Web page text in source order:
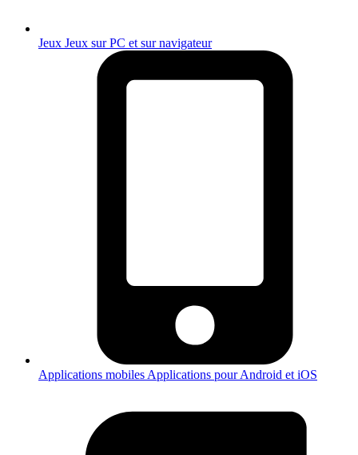
Jeux Jeux sur PC et sur navigateur
Applications mobiles Applications pour Android et iOS